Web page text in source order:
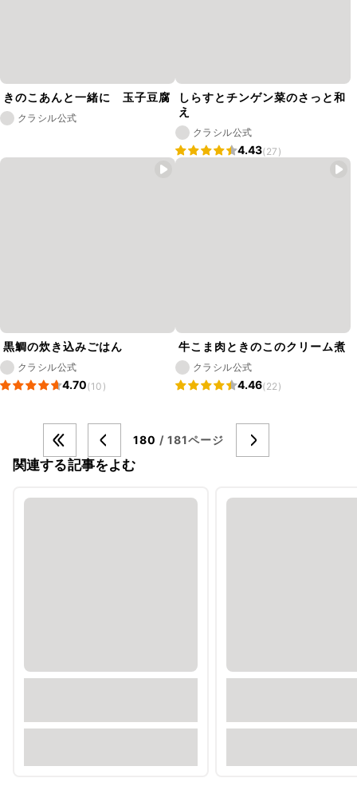
きのこあんと一緒に 玉子豆腐
クラシル公式
しらすとチンゲン菜のさっと和
え
クラシル公式
4.43(27)
黒鯛の炊き込みごはん
クラシル公式
4.70(10)
牛こま肉ときのこのクリーム煮
クラシル公式
4.46(22)
180 / 181ページ
関連する記事をよむ